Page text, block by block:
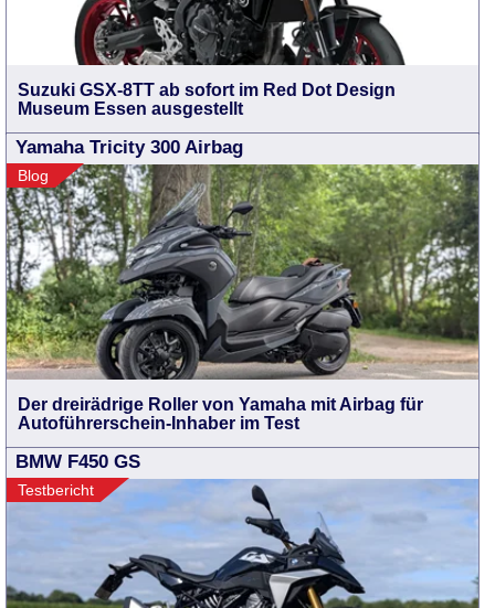
Suzuki GSX-8TT ab sofort im Red Dot Design
Museum Essen ausgestellt
Yamaha Tricity 300 Airbag
Blog
Der dreirädrige Roller von Yamaha mit Airbag für
Autoführerschein-Inhaber im Test
BMW F450 GS
Testbericht